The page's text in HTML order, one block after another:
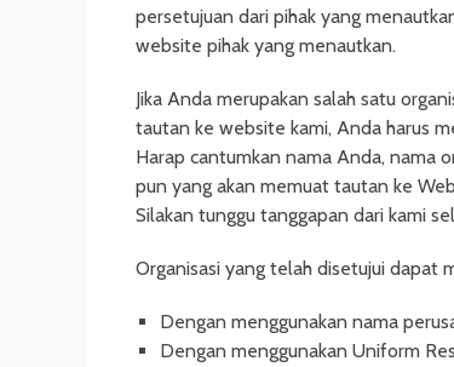
persetujuan dari pihak yang
website pihak yang menautkan.
Jika Anda merupakan salah satu
tautan ke website kami, Anda harus
Harap cantumkan nama Anda, nama
pun yang akan memuat tautan ke
Silakan tunggu tanggapan dari kami
Organisasi yang telah disetujui dapat
Dengan menggunakan nama
Dengan menggunakan Uniform